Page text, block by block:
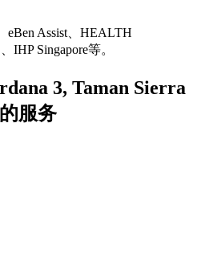
Assist、HEALTH
IHP Singapore等。
3, Taman Sierra
服务